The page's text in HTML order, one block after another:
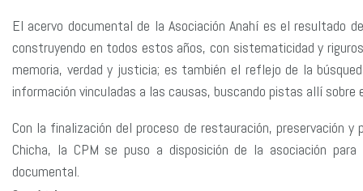
El acervo documental de la Asociación Anahí es el resultado
construyendo en todos estos años, con sistematicidad y
memoria, verdad y justicia; es también el reflejo de la
información vinculadas a las causas, buscando pistas allí sobre
Con la finalización del proceso de restauración, preservación
Chicha, la CPM se puso a disposición de la asociación
documental.